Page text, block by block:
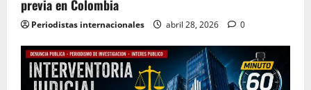
previa en Colombia
Periodistas internacionales abril 28, 2026 0